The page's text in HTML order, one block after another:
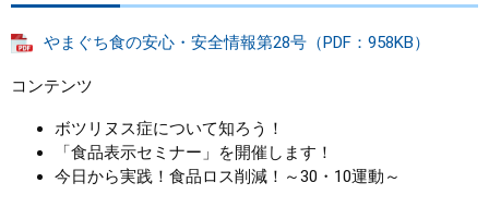
やまぐち食の安心・安全情報第28号（PDF：958KB）
コンテンツ
ボツリヌス症について知ろう！
「食品表示セミナー」を開催します！
今日から実践！食品ロス削減！～30・10運動～